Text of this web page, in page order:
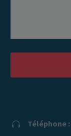

 Téléphone :